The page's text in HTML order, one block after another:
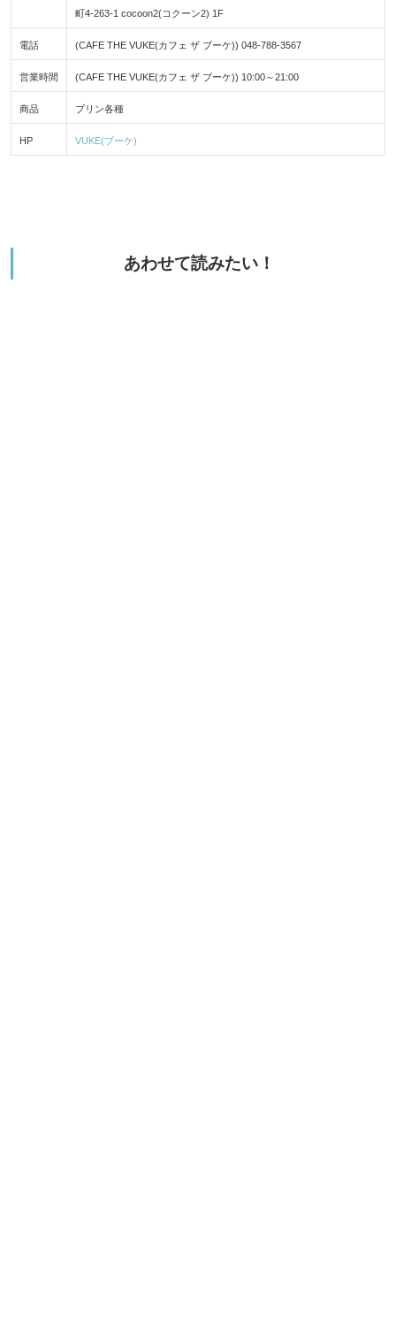
町4-263-1 cocoon2(コクーン2) 1F
電話 (CAFE THE VUKE(カフェ ザ ブーケ)) 048-788-3567
営業時間 (CAFE THE VUKE(カフェ ザ ブーケ)) 10:00～21:00
商品 プリン各種
HP VUKE(ブーケ)
あわせて読みたい！